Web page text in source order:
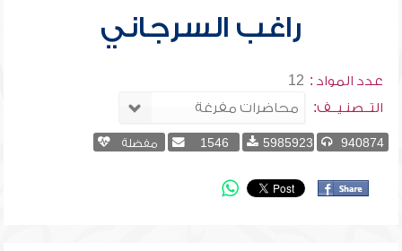
راغب السرجاني
عدد المواد : 12
التــصنـيــف:
940874
5985923
1546 مفضلة